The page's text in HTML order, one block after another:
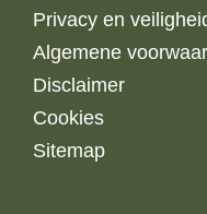
Privacy en
Algemene
Disclaimer
Cookies
Sitemap